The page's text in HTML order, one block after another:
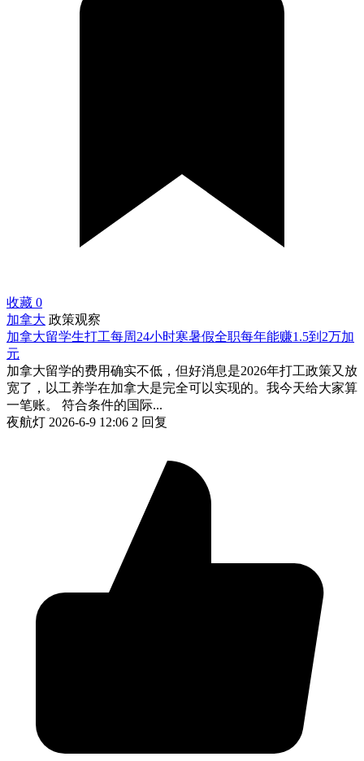
收藏 0
加拿大 政策观察
加拿大留学生打工每周24小时寒暑假全职每年能赚1.5到2万加
元
加拿大留学的费用确实不低，但好消息是2026年打工政策又放
宽了，以工养学在加拿大是完全可以实现的。我今天给大家算
一笔账。 符合条件的国际...
夜航灯 2026-6-9 12:06 2 回复